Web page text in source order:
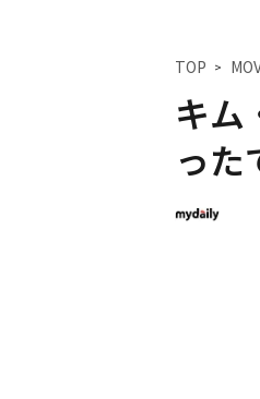
TOP
キム
った